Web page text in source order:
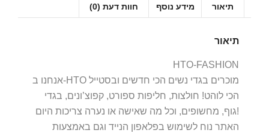
תיאור מידע נוסף חוות דעת (0)
תיאור
HTO-FASHION
אנחנו ב-HTO מוכרים בגדי נשים הכי חדשים ובסטייל
הכי לוהט! חולצות, חליפות ספורט, קפוצ’ונים, בגדי
גוף, מחשופים, וכל מה שאישה או נערה צריכות היום!
האתר נוח לשימוש בפלאפון הנייד וגם באמצעות